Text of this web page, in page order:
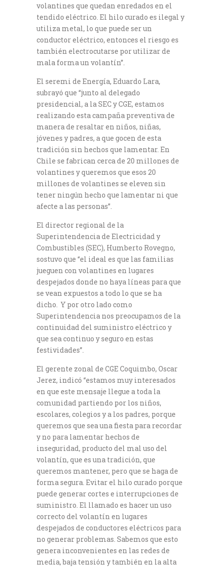
volantines que quedan enredados en el
tendido eléctrico. El hilo curado es ilegal y
utiliza metal, lo que puede ser un
conductor eléctrico, entonces el riesgo es
también electrocutarse por utilizar de
mala forma un volantín”.
El seremi de Energía, Eduardo Lara,
subrayó que “junto al delegado
presidencial, a la SEC y CGE, estamos
realizando esta campaña preventiva de
manera de resaltar en niños, niñas,
jóvenes y padres, a que gocen de esta
tradición sin hechos que lamentar. En
Chile se fabrican cerca de 20 millones de
volantines y queremos que esos 20
millones de volantines se eleven sin
tener ningún hecho que lamentar ni que
afecte a las personas”.
El director regional de la
Superintendencia de Electricidad y
Combustibles (SEC), Humberto Rovegno,
sostuvo que “el ideal es que las familias
jueguen con volantines en lugares
despejados donde no haya líneas para que
se vean expuestos a todo lo que se ha
dicho. Y por otro lado como
Superintendencia nos preocupamos de la
continuidad del suministro eléctrico y
que sea continuo y seguro en estas
festividades”.
El gerente zonal de CGE Coquimbo, Oscar
Jerez, indicó “estamos muy interesados
en que este mensaje llegue a toda la
comunidad partiendo por los niños,
escolares, colegios y a los padres, porque
queremos que sea una fiesta para recordar
y no para lamentar hechos de
inseguridad, producto del mal uso del
volantín, que es una tradición, que
queremos mantener, pero que se haga de
forma segura. Evitar el hilo curado porque
puede generar cortes e interrupciones de
suministro. El llamado es hacer un uso
correcto del volantín en lugares
despejados de conductores eléctricos para
no generar problemas. Sabemos que esto
genera inconvenientes en las redes de
media, baja tensión y también en la alta